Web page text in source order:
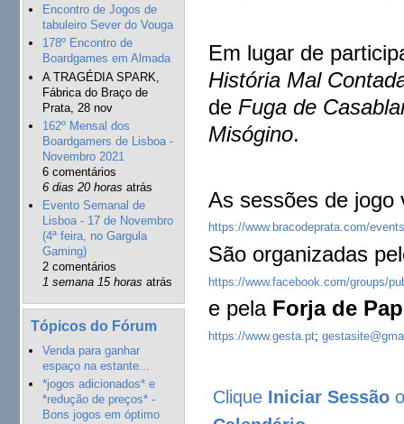
Encontro de Jogos de
tabuleiro Sever do Vouga
178º Encontro de
Boardgames em Almada
A TRAGÉDIA SPARK,
Fábrica do Braço de
Prata, 28 nov
162º Mensal dos
Boardgamers de Lisboa -
Novembro 2021
6 comentários
6 dias 20 horas atrás
Evento Semanal de
Lisboa - 17 de Novembro
(4ª feira, no Gargula
Gaming)
2 comentários
1 semana 15 horas atrás
Tópicos do Fórum
Venda para ganhar
espaço na estante...
*jogos adicionados* e
*redução de preços* -
Bons jogos em óptimo
Em lugar de
História Mal
de Fuga de
Misógino.
As sessões de
https://www.bracodeprata.com/
São organizadas
https://www.facebook.com/groups/
e pela Forja de
https://www.gesta.pt;
Clique Iniciar Sessão